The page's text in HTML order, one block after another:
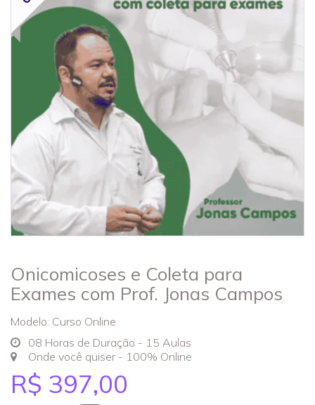
Onicomicoses e Coleta para
Exames com Prof. Jonas Campos
Modelo: Curso Online
08 Horas de Duração - 15 Aulas
Onde você quiser - 100% Online
R$ 397,00